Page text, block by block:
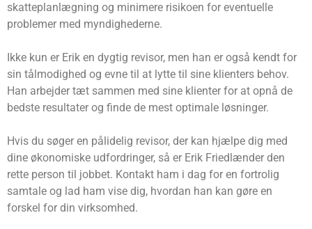
skatteplanlægning og minimere risikoen for eventuelle
problemer med myndighederne.
Ikke kun er Erik en dygtig revisor, men han er også kendt for
sin tålmodighed og evne til at lytte til sine klienters behov.
Han arbejder tæt sammen med sine klienter for at opnå de
bedste resultater og finde de mest optimale løsninger.
Hvis du søger en pålidelig revisor, der kan hjælpe dig med
dine økonomiske udfordringer, så er Erik Friedlænder den
rette person til jobbet. Kontakt ham i dag for en fortrolig
samtale og lad ham vise dig, hvordan han kan gøre en
forskel for din virksomhed.